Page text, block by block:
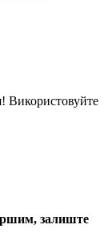
Використовуйте
залиште